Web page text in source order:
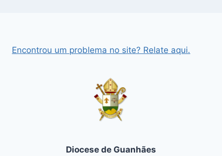
Encontrou um problema no site? Relate aqui.
Diocese de Guanhães